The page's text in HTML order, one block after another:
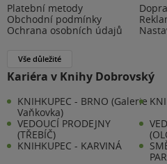
Platební metody
Obchodní podmínky
Ochrana osobních údajů
Vše důležité
Kariéra v Knihy Dobrovský
KNIHKUPEC - BRNO (Galerie
Vaňkovka)
VEDOUCÍ PRODEJNY
(TŘEBÍČ)
KNIHKUPEC - KARVINÁ